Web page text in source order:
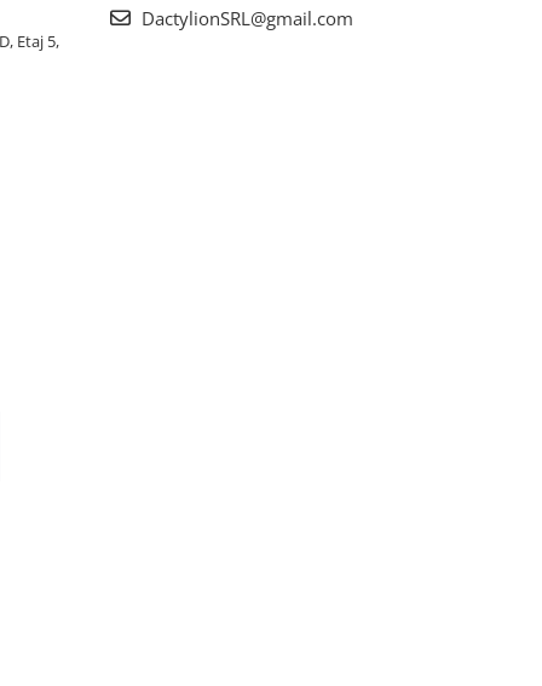
Etaj 5,
DactylionSRL@gmail.com